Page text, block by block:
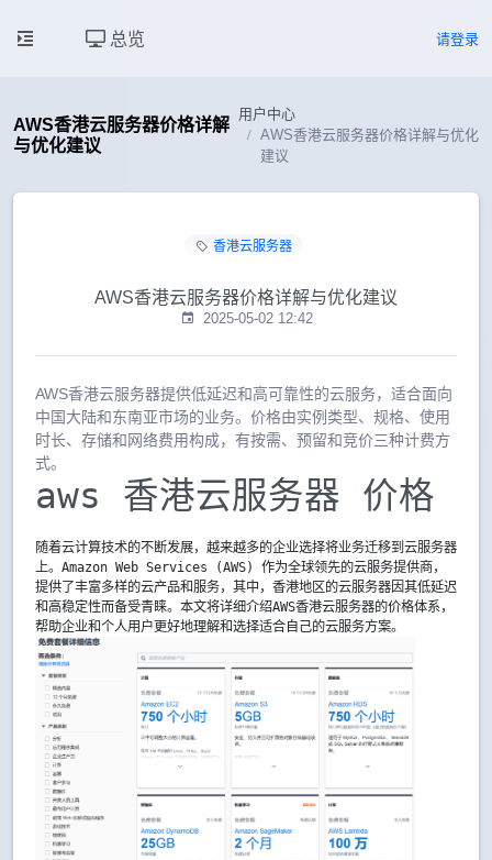
总览 请登录
AWS香港云服务器价格详解
与优化建议
用户中心
AWS香港云服务器价格详解与优化
建议
香港云服务器
AWS香港云服务器价格详解与优化建议
2025-05-02 12:42
AWS香港云服务器提供低延迟和高可靠性的云服务，适合面向
中国大陆和东南亚市场的业务。价格由实例类型、规格、使用
时长、存储和网络费用构成，有按需、预留和竞价三种计费方
式。
aws 香港云服务器 价格
随着云计算技术的不断发展，越来越多的企业选择将业务迁移到云服务器
上。Amazon Web Services (AWS) 作为全球领先的云服务提供商，
提供了丰富多样的云产品和服务，其中，香港地区的云服务器因其低延迟
和高稳定性而备受青睐。本文将详细介绍AWS香港云服务器的价格体系，
帮助企业和个人用户更好地理解和选择适合自己的云服务方案。